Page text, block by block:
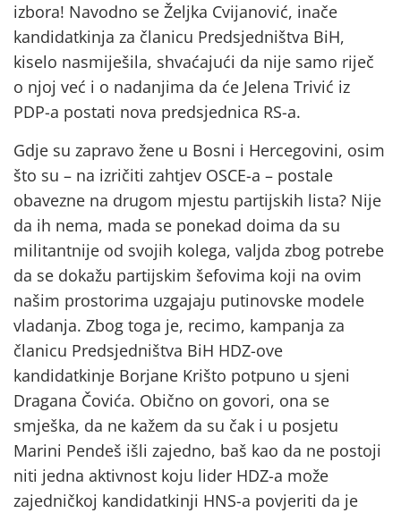
izbora! Navodno se Željka Cvijanović, inače
kandidatkinja za članicu Predsjedništva BiH,
kiselo nasmiješila, shvaćajući da nije samo riječ
o njoj već i o nadanjima da će Jelena Trivić iz
PDP-a postati nova predsjednica RS-a.
Gdje su zapravo žene u Bosni i Hercegovini, osim
što su – na izričiti zahtjev OSCE-a – postale
obavezne na drugom mjestu partijskih lista? Nije
da ih nema, mada se ponekad doima da su
militantnije od svojih kolega, valjda zbog potrebe
da se dokažu partijskim šefovima koji na ovim
našim prostorima uzgajaju putinovske modele
vladanja. Zbog toga je, recimo, kampanja za
članicu Predsjedništva BiH HDZ-ove
kandidatkinje Borjane Krišto potpuno u sjeni
Dragana Čovića. Obično on govori, ona se
smješka, da ne kažem da su čak i u posjetu
Marini Pendeš išli zajedno, baš kao da ne postoji
niti jedna aktivnost koju lider HDZ-a može
zajedničkoj kandidatkinji HNS-a povjeriti da je